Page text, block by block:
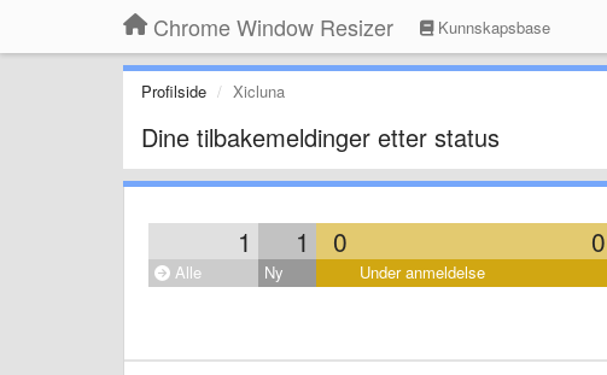
Chrome Window Resizer Kunnskapsbase
Profilside Xicluna
Dine tilbakemeldinger etter status
1 1 0 0
Alle Ny Under anmeldelse